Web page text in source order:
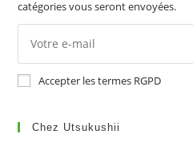
catégories vous seront envoyées.
Accepter les termes RGPD
Chez Utsukushii